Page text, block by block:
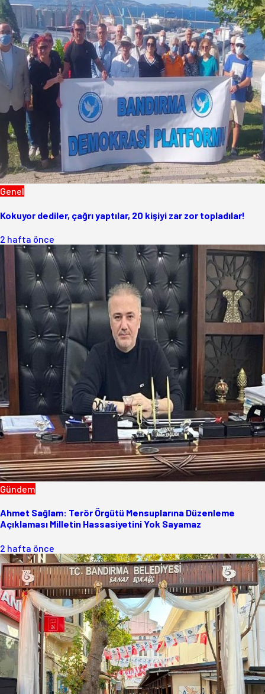
Genel
Kokuyor dediler, çağrı yaptılar, 20 kişiyi zar zor topladılar!
2 hafta önce
Gündem
Ahmet Sağlam: Terör Örgütü Mensuplarına Düzenleme
Açıklaması Milletin Hassasiyetini Yok Sayamaz
2 hafta önce